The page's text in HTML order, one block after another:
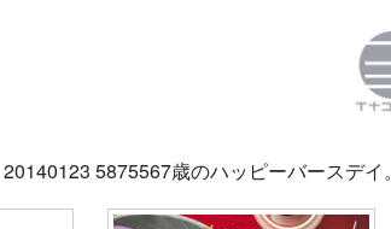
20140123 5875567歳のハッピーバースデイ。